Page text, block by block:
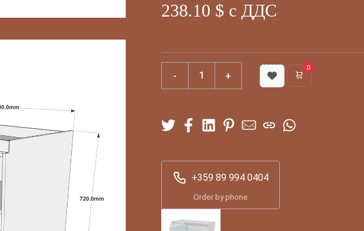
238.10 $ с ДДС
0
+359 89 994 0404
Order by phone